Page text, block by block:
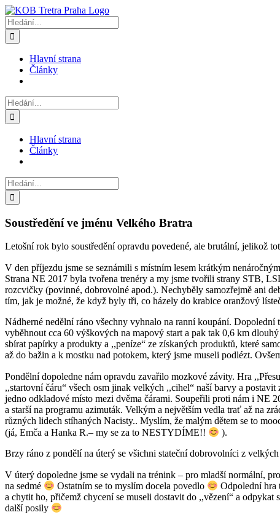
Přeskočit
na
obsah
Hledat:
Hlavní strana
Články
Hledat:
Hlavní strana
Články
Hledat:
Soustředění ve jménu Velkého Bratra
Letošní rok bylo soustředění opravdu povedené, ale brutální, jelikož
V den příjezdu jsme se seznámili s místním lesem krátkým
Strana NE 2017 byla tvořena trenéry a my jsme tvořili strany STB,
rozcvičky (povinné, dobrovolné apod.). Nechyběly samozřejmě ani
tím, jak je možné, že když byly tři, co házely do krabice oranžový
Nádherné nedělní ráno všechny vyhnalo na ranní koupání.
vyběhnout cca 60 výškových na mapový start a pak tak 0,6 km
sbírat papírky a produkty a ,,peníze“ ze získaných produktů, které
až do bažin a k mostku nad potokem, který jsme museli podlézt.
Pondělní dopoledne nám opravdu zavařilo mozkové závity. Hra
,,startovní čáru“ všech osm jinak velkých ,,cihel“ naší barvy a
jedno odkladové místo mezi dvěma čárami. Soupeřili proti nám i NE
a starší na programu azimuták. Velkým a největším vedla trať až na
různých lidech stíhaných Nacisty.. Myslím, že malým dětem se to
(já, Emča a Hanka R.– my se za to NESTYDÍME!!
).
Brzy ráno z pondělí na úterý se všichni stateční dobrovolníci z
V úterý dopoledne jsme se vydali na trénink – pro mladší normální,
na sedmé
Ostatním se to myslím docela povedlo
Odpolední hra
a chytit ho, přičemž chycení se museli dostavit do ,,vězení“ a
další posily